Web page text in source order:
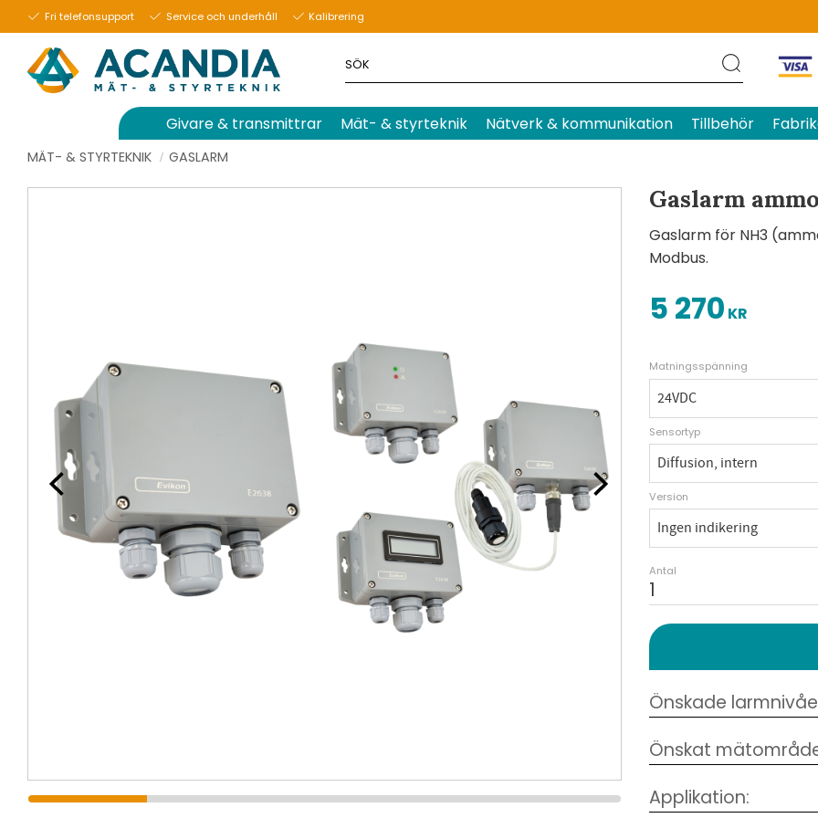
Fri telefonsupport Service och underhåll Kalibrering
Givare & transmittrar Mät- & styrteknik Nätverk & kommunikation Tillbehör
MÄT- & STYRTEKNIK GASLARM
Gaslarm
Gaslarm för NH3
Modbus.
5 270 KR
Matningsspänning
Sensortyp
Version
Antal